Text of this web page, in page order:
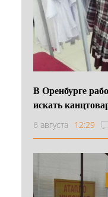
В Оренбурге
искать
6 августа 12:29